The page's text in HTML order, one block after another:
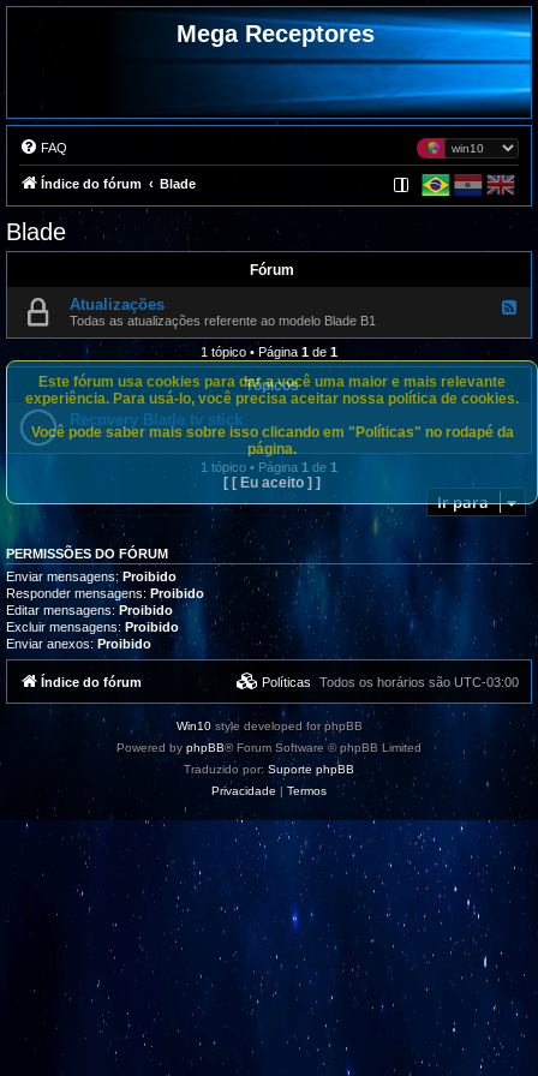
Mega Receptores
FAQ
Índice do fórum Blade
Blade
Fórum
-
õ
e
Atualizações
Todas as atualizações referente ao modelo Blade B1
1 tópico • Página 1 de 1
Tópicos
Recovery Blade tv stick
1 tópico • Página 1 de 1
Ir para
PERMISSÕES DO FÓRUM
Enviar mensagens:Proibido
Responder mensagens: Proibido
Editar mensagens: Proibido
Excluir mensagens: Proibido
Enviar anexos: Proibido
Este fórum usa cookies para dar a você uma maior e mais relevante
experiência. Para usá-lo, você precisa aceitar nossa política de cookies.
Você pode saber mais sobre isso clicando em "Políticas" no rodapé da
página.
[ [ Eu aceito ] ]
Índice do fórum Todos os horários são UTC-03:00
Políticas
Win10style developed for phpBB
Powered by phpBB® Forum Software © phpBB Limited
Traduzido por: Suporte phpBB
Privacidade | Termos